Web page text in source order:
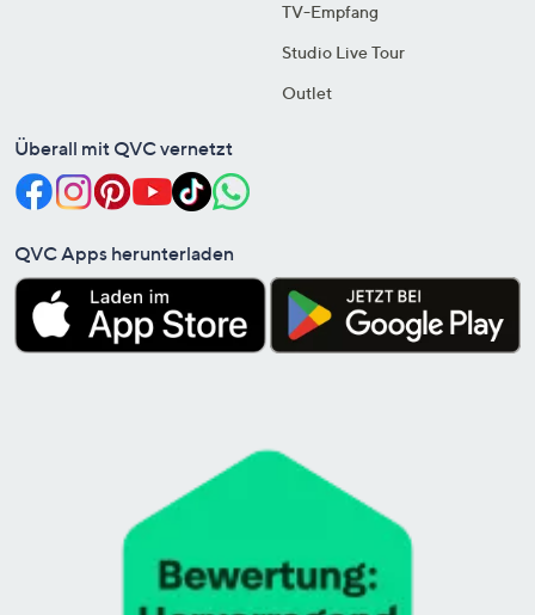
TV-Empfang
Studio Live Tour
Outlet
Überall mit QVC vernetzt
QVC Apps herunterladen